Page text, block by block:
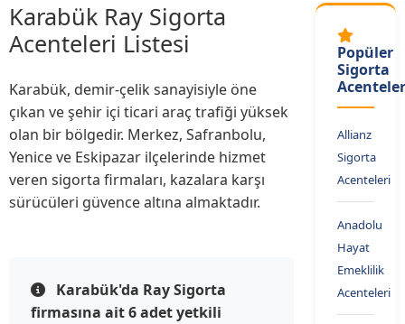
Karabük Ray Sigorta
Acenteleri Listesi
Karabük, demir-çelik sanayisiyle öne
çıkan ve şehir içi ticari araç trafiği yüksek
olan bir bölgedir. Merkez, Safranbolu,
Yenice ve Eskipazar ilçelerinde hizmet
veren sigorta firmaları, kazalara karşı
sürücüleri güvence altına almaktadır.
Karabük'da Ray Sigorta
firmasına ait 6 adet yetkili
Popüler
Sigorta
Allianz
Sigorta
Acenteleri
Anadolu
Hayat
Emeklilik
Acenteleri